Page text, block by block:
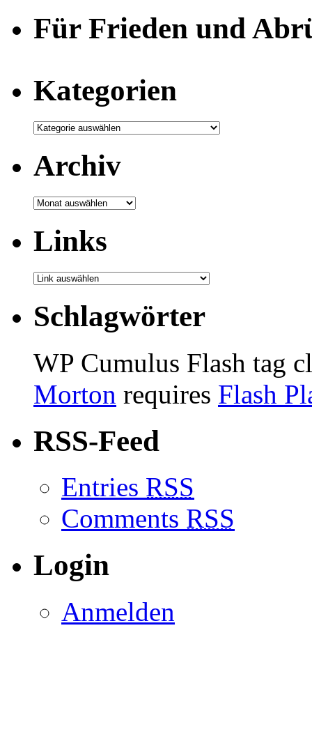
Für Frieden und
Kategorien
Archiv
Archiv
Links
Schlagwörter
WP Cumulus Flash tag
Morton requires Flash
RSS-Feed
Entries RSS
Comments RSS
Login
Anmelden